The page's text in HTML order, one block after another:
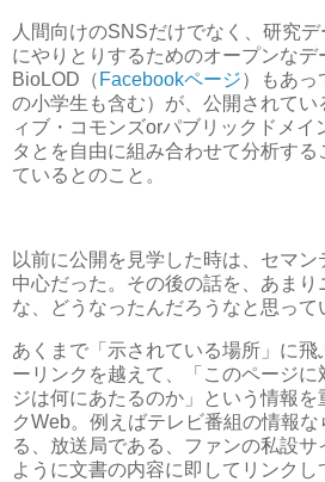
人間向けのSNSだけでなく、研究
にやりとりするためのオープンなデ
BioLOD（ Facebookページ）もあっ
の小学生も含む）が、公開されてい
ィブ・コモンズorパブリックドメイ
タとを自由に組み合わせて分析する
ているとのこと。
以前に公開を見学した時は、セマ
中心だった。その後の話を、あまり
な、どうなったんだろうなと思って
あくまで「示されている場所」に
ーリンクを越えて、「このページ
ジは何にあたるのか」という情報を
クWeb。例えばテレビ番組の情報
る、放送局である、ファンの私設サ
ように文書の内容に即してリンクし